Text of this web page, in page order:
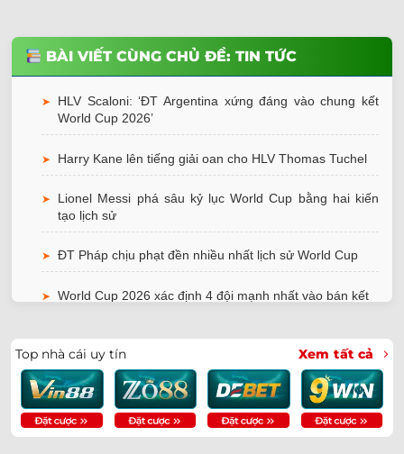
BÀI VIẾT CÙNG CHỦ ĐỀ: TIN TỨC
➤
HLV Scaloni: ‘ĐT Argentina xứng đáng vào chung kết
World Cup 2026’
➤ Harry Kane lên tiếng giải oan cho HLV Thomas Tuchel
➤
Lionel Messi phá sâu kỷ lục World Cup bằng hai kiến
tạo lịch sử
➤ ĐT Pháp chịu phạt đền nhiều nhất lịch sử World Cup
➤ World Cup 2026 xác định 4 đội mạnh nhất vào bán kết
➤
➤ Cristiano Ronaldo được bênh vực sau thất bại trước
Tây Ban Nha
ĐT Anh nhận tin dữ sau chiến thắng trước Mexico
Top nhà cái uy tín Xem tất cả